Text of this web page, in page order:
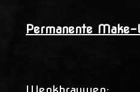
Permanente Make-